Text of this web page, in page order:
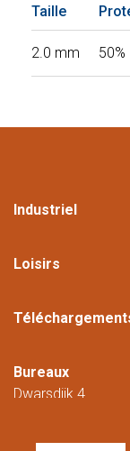
Taille
2.0 mm 50%
Industriel
Loisirs
Bureaux
Dwarsdijk 4